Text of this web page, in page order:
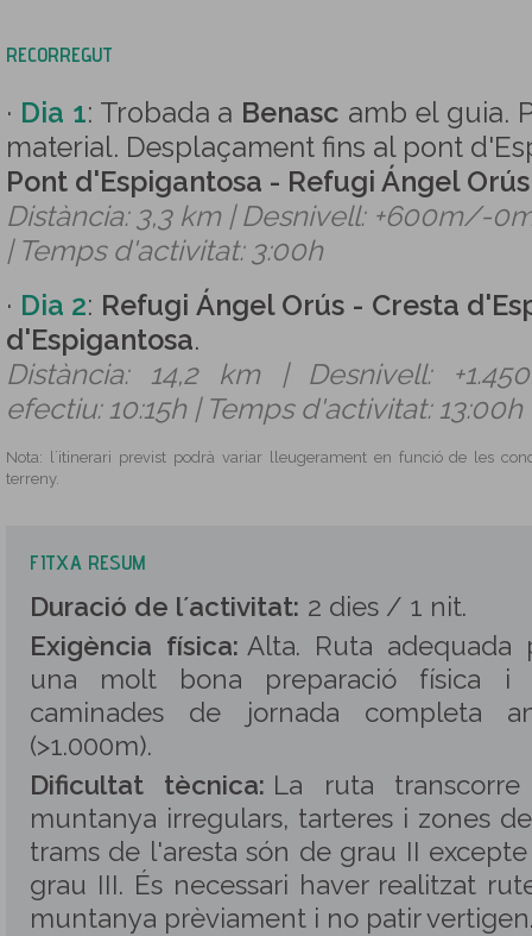
RECORREGUT
· Dia 1: Trobada a Benasc amb el guia.
material. Desplaçament fins al pont
Pont d'Espigantosa - Refugi Ángel Orús
Distància: 3,3 km | Desnivell: +600m/-
| Temps d'activitat: 3:00h
· Dia 2: Refugi Ángel Orús - Cresta
d'Espigantosa.
Distància: 14,2 km | Desnivell:
efectiu: 10:15h | Temps d'activitat: 13:00h
Nota: l´itinerari previst podrà variar lleugerament en funció de les
terreny.
FITXA RESUM
Duració de l´activitat: 2 dies / 1 nit.
Exigència física: Alta. Ruta adequada
una molt bona preparació física i
caminades de jornada completa
(>1.000m).
Dificultat tècnica: La ruta
muntanya irregulars, tarteres i zones
trams de l'aresta són de grau II
grau III. És necessari haver realitzat
muntanya prèviament i no patir